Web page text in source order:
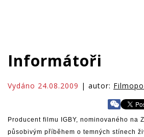
Informátoři
Vydáno 24.08.2009 | autor:
Producent filmu IGBY, nominovaného na
působivým příběhem o temných stínech